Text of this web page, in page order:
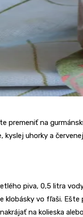
premeniť na
kyslej uhorky a
piva, 0,5 litra
klobásky vo fľaši.
na kolieska